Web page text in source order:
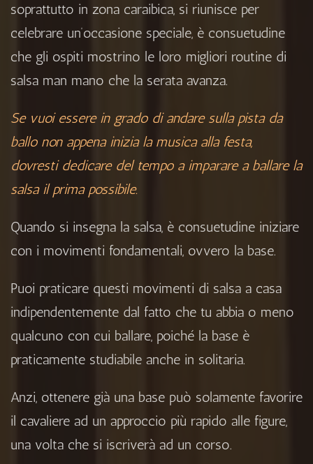
soprattutto in zona caraibica, si riunisce per
celebrare un’occasione speciale, è consuetudine
che gli ospiti mostrino le loro migliori routine di
salsa man mano che la serata avanza.
Se vuoi essere in grado di andare sulla pista da
ballo non appena inizia la musica alla festa,
dovresti dedicare del tempo a imparare a ballare la
salsa il prima possibile.
Quando si insegna la salsa, è consuetudine iniziare
con i movimenti fondamentali, ovvero la base.
Puoi praticare questi movimenti di salsa a casa
indipendentemente dal fatto che tu abbia o meno
qualcuno con cui ballare, poiché la base è
praticamente studiabile anche in solitaria.
Anzi, ottenere già una base può solamente favorire
il cavaliere ad un approccio più rapido alle figure,
una volta che si iscriverà ad un corso.